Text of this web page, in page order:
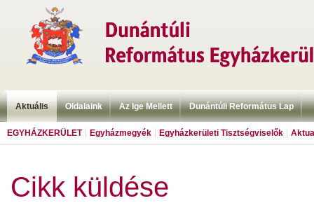
Aktuális Oldalaink Az Ige Mellett Dunántúli Református Lap
EGYHÁZKERÜLET Egyházmegyék Egyházkerületi Tisztségviselők
Cikk küldése